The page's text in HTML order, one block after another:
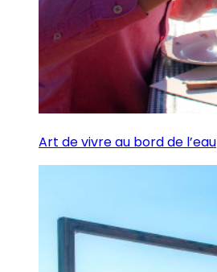
Art de vivre au bord de l’eau